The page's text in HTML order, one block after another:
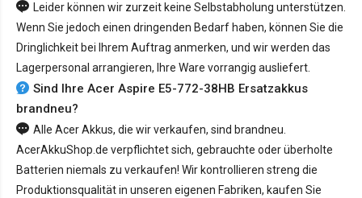
Leider können wir zurzeit keine Selbstabholung unterstützen.
Wenn Sie jedoch einen dringenden Bedarf haben, können Sie die
Dringlichkeit bei Ihrem Auftrag anmerken, und wir werden das
Lagerpersonal arrangieren, Ihre Ware vorrangig ausliefert.
Sind Ihre Acer Aspire E5-772-38HB Ersatzakkus
brandneu?
Alle Acer Akkus, die wir verkaufen, sind brandneu.
AcerAkkuShop.de verpflichtet sich, gebrauchte oder überholte
Batterien niemals zu verkaufen! Wir kontrollieren streng die
Produktionsqualität in unseren eigenen Fabriken, kaufen Sie